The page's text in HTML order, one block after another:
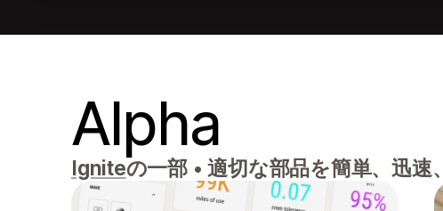
Alpha
Igniteの一部 • 適切な部品を簡単、迅速